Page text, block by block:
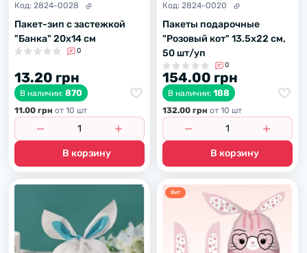
Код: 2824-0028
Пакет-зип с застежкой
"Банка" 20х14 см
0
13.20 грн
В наличии: 870
11.00 грн от 10 шт
В корзину
Код: 2824-0020
Пакеты подарочные
"Розовый кот" 13.5х22 см,
50 шт/уп
0
154.00 грн
В наличии: 188
132.00 грн от 10 шт
В корзину
Хит